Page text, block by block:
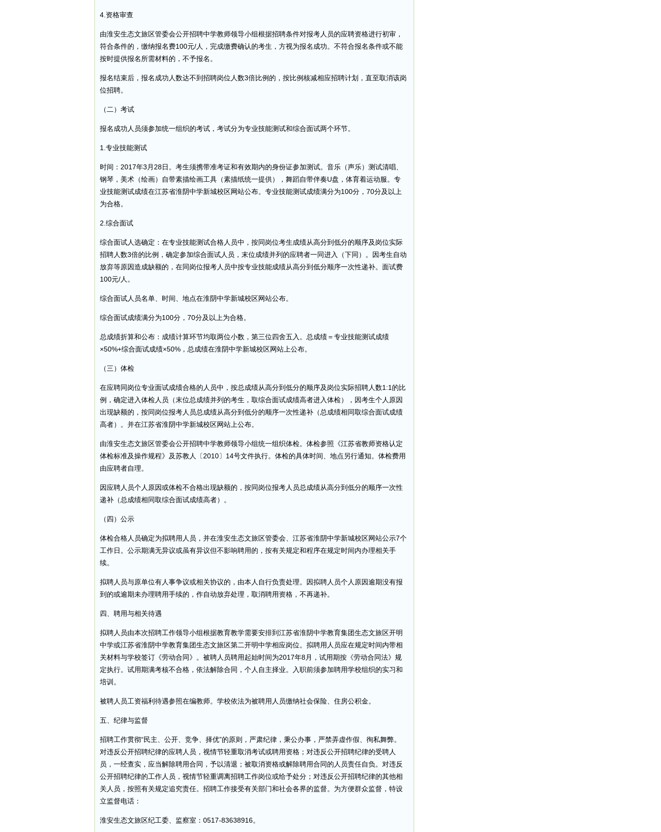
4.资格审查
由淮安生态文旅区管委会公开招聘中学教师领导小组根据招聘条件对报考人员的应聘资格进行初审，
符合条件的，缴纳报名费100元/人，完成缴费确认的考生，方视为报名成功。不符合报名条件或不能
按时提供报名所需材料的，不予报名。
报名结束后，报名成功人数达不到招聘岗位人数3倍比例的，按比例核减相应招聘计划，直至取消该岗
位招聘。
（二）考试
报名成功人员须参加统一组织的考试，考试分为专业技能测试和综合面试两个环节。
1.专业技能测试
时间：2017年3月28日。考生须携带准考证和有效期内的身份证参加测试。音乐（声乐）测试清唱、
钢琴，美术（绘画）自带素描绘画工具（素描纸统一提供），舞蹈自带伴奏U盘，体育着运动服。专
业技能测试成绩在江苏省淮阴中学新城校区网站公布。专业技能测试成绩满分为100分，70分及以上
为合格。
2.综合面试
综合面试人选确定：在专业技能测试合格人员中，按同岗位考生成绩从高分到低分的顺序及岗位实际
招聘人数3倍的比例，确定参加综合面试人员，末位成绩并列的应聘者一同进入（下同）。因考生自动
放弃等原因造成缺额的，在同岗位报考人员中按专业技能成绩从高分到低分顺序一次性递补。面试费
100元/人。
综合面试人员名单、时间、地点在淮阴中学新城校区网站公布。
综合面试成绩满分为100分，70分及以上为合格。
总成绩折算和公布：成绩计算环节均取两位小数，第三位四舍五入。总成绩＝专业技能测试成绩
×50%+综合面试成绩×50%，总成绩在淮阴中学新城校区网站上公布。
（三）体检
在应聘同岗位专业面试成绩合格的人员中，按总成绩从高分到低分的顺序及岗位实际招聘人数1:1的比
例，确定进入体检人员（末位总成绩并列的考生，取综合面试成绩高者进入体检），因考生个人原因
出现缺额的，按同岗位报考人员总成绩从高分到低分的顺序一次性递补（总成绩相同取综合面试成绩
高者）。并在江苏省淮阴中学新城校区网站上公布。
由淮安生态文旅区管委会公开招聘中学教师领导小组统一组织体检。体检参照《江苏省教师资格认定
体检标准及操作规程》及苏教人〔2010〕14号文件执行。体检的具体时间、地点另行通知。体检费用
由应聘者自理。
因应聘人员个人原因或体检不合格出现缺额的，按同岗位报考人员总成绩从高分到低分的顺序一次性
递补（总成绩相同取综合面试成绩高者）。
（四）公示
体检合格人员确定为拟聘用人员，并在淮安生态文旅区管委会、江苏省淮阴中学新城校区网站公示7个
工作日。公示期满无异议或虽有异议但不影响聘用的，按有关规定和程序在规定时间内办理相关手
续。
拟聘人员与原单位有人事争议或相关协议的，由本人自行负责处理。因拟聘人员个人原因逾期没有报
到的或逾期未办理聘用手续的，作自动放弃处理，取消聘用资格，不再递补。
四、聘用与相关待遇
拟聘人员由本次招聘工作领导小组根据教育教学需要安排到江苏省淮阴中学教育集团生态文旅区开明
中学或江苏省淮阴中学教育集团生态文旅区第二开明中学相应岗位。拟聘用人员应在规定时间内带相
关材料与学校签订《劳动合同》。被聘人员聘用起始时间为2017年8月，试用期按《劳动合同法》规
定执行。试用期满考核不合格，依法解除合同，个人自主择业。入职前须参加聘用学校组织的实习和
培训。
被聘人员工资福利待遇参照在编教师。学校依法为被聘用人员缴纳社会保险、住房公积金。
五、纪律与监督
招聘工作贯彻“民主、公开、竞争、择优”的原则，严肃纪律，秉公办事，严禁弄虚作假、徇私舞弊。
对违反公开招聘纪律的应聘人员，视情节轻重取消考试或聘用资格；对违反公开招聘纪律的受聘人
员，一经查实，应当解除聘用合同，予以清退；被取消资格或解除聘用合同的人员责任自负。对违反
公开招聘纪律的工作人员，视情节轻重调离招聘工作岗位或给予处分；对违反公开招聘纪律的其他相
关人员，按照有关规定追究责任。招聘工作接受有关部门和社会各界的监督。为方便群众监督，特设
立监督电话：
淮安生态文旅区纪工委、监察室：0517-83638916。